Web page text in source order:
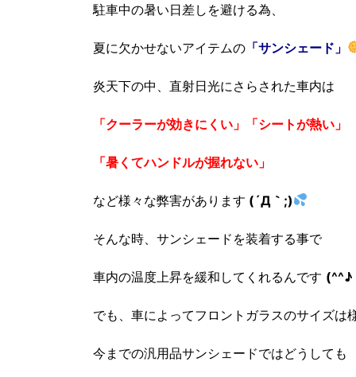
駐車中の暑い日差しを避ける為、
夏に欠かせないアイテムの 「サンシェード」
炎天下の中、直射日光にさらされた車内は
「クーラーが効きにくい」 「シートが熱い」
「暑くてハンドルが握れない」
など様々な弊害があります (´Д｀;)
そんな時、サンシェードを装着する事で
車内の温度上昇を緩和してくれるんです (^^♪
でも、車によってフロントガラスのサイズは
今までの汎用品サンシェードではどうしても